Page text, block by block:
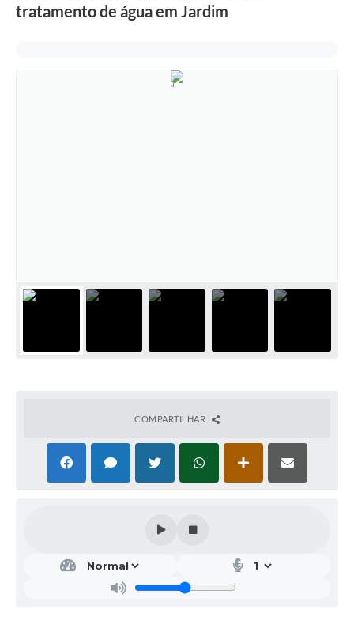
tratamento de água em Jardim
COMPARTILHAR